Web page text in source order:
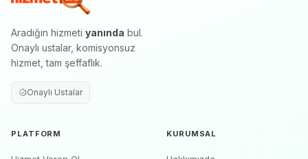
Aradığın hizmeti yanında bul.
Onaylı ustalar, komisyonsuz
hizmet, tam şeffaflık.
Onaylı Ustalar
PLATFORM KURUMSAL